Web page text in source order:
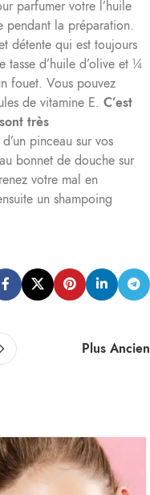
parfumer votre l’huile
pendant la préparation.
détente qui est toujours
tasse d’huile d’olive et ¼
fouet. Vous pouvez
de vitamine E. C’est
très
pinceau sur vos
bonnet de douche sur
votre mal en
un shampoing
Plus Ancien